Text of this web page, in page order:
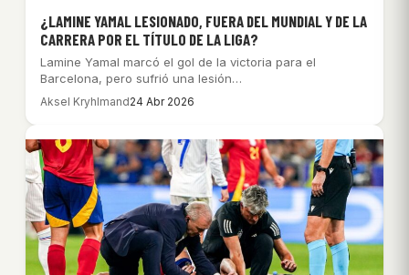
¿LAMINE YAMAL LESIONADO, FUERA DEL MUNDIAL Y DE LA
CARRERA POR EL TÍTULO DE LA LIGA?
Lamine Yamal marcó el gol de la victoria para el
Barcelona, pero sufrió una lesión…
Aksel Kryhlmand24 Abr 2026